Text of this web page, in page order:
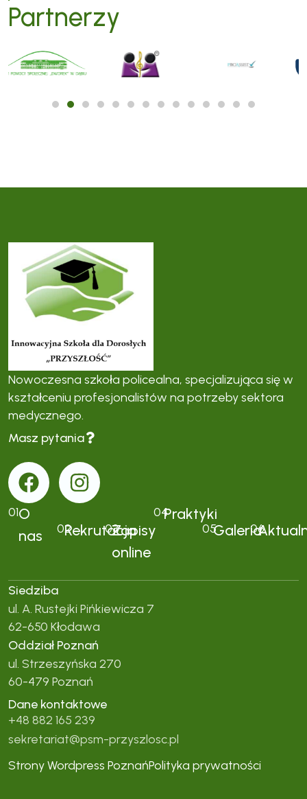
Partnerzy
Nowoczesna szkoła policealna, specjalizująca się w
kształceniu profesjonalistów na potrzeby sektora
medycznego.
Masz pytania
01O
nas
02Rekrutacja
03Zapisy
online
04Praktyki
05Galeria
06
Siedziba
ul. A. Rustejki Pińkiewicza 7
62-650 Kłodawa
Oddział Poznań
ul. Strzeszyńska 270
60-479 Poznań
Dane kontaktowe
+48 882 165 239
sekretariat@psm-przyszlosc.pl
Strony Wordpress PoznańPolityka prywatności